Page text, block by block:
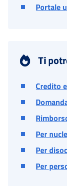
Portale
Ti
Credito
Per
Per
Per